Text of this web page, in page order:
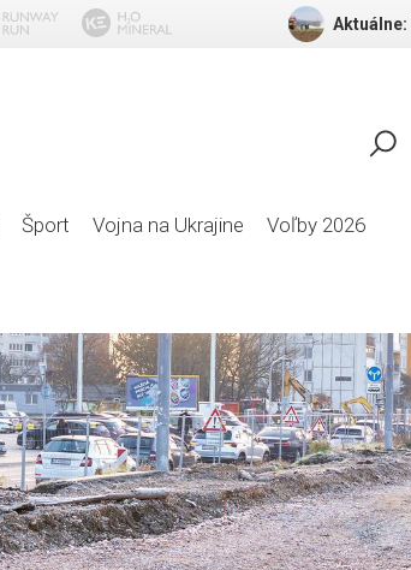
Aktuálne:
Šport Vojna na Ukrajine
Voľby 2026